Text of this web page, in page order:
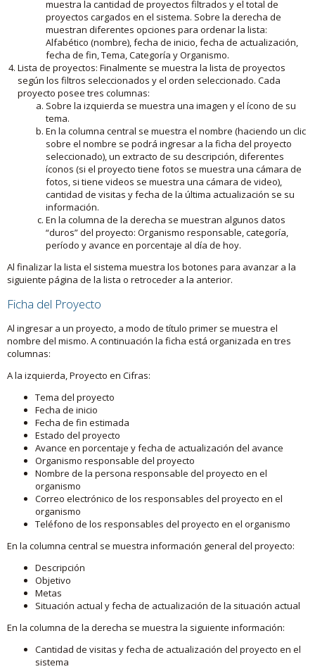
muestra la cantidad de proyectos filtrados y el total de
proyectos cargados en el sistema. Sobre la derecha de
muestran diferentes opciones para ordenar la lista:
Alfabético (nombre), fecha de inicio, fecha de actualización,
fecha de fin, Tema, Categoría y Organismo.
Lista de proyectos: Finalmente se muestra la lista de proyectos
según los filtros seleccionados y el orden seleccionado. Cada
proyecto posee tres columnas:
Sobre la izquierda se muestra una imagen y el ícono de su
tema.
En la columna central se muestra el nombre (haciendo un clic
sobre el nombre se podrá ingresar a la ficha del proyecto
seleccionado), un extracto de su descripción, diferentes
íconos (si el proyecto tiene fotos se muestra una cámara de
fotos, si tiene videos se muestra una cámara de video),
cantidad de visitas y fecha de la última actualización se su
información.
En la columna de la derecha se muestran algunos datos
“duros” del proyecto: Organismo responsable, categoría,
período y avance en porcentaje al día de hoy.
Al finalizar la lista el sistema muestra los botones para avanzar a la
siguiente página de la lista o retroceder a la anterior.
Ficha del Proyecto
Al ingresar a un proyecto, a modo de título primer se muestra el
nombre del mismo. A continuación la ficha está organizada en tres
columnas:
A la izquierda, Proyecto en Cifras:
Tema del proyecto
Fecha de inicio
Fecha de fin estimada
Estado del proyecto
Avance en porcentaje y fecha de actualización del avance
Organismo responsable del proyecto
Nombre de la persona responsable del proyecto en el
organismo
Correo electrónico de los responsables del proyecto en el
organismo
Teléfono de los responsables del proyecto en el organismo
En la columna central se muestra información general del proyecto:
Descripción
Objetivo
Metas
Situación actual y fecha de actualización de la situación actual
En la columna de la derecha se muestra la siguiente información:
Cantidad de visitas y fecha de actualización del proyecto en el
sistema